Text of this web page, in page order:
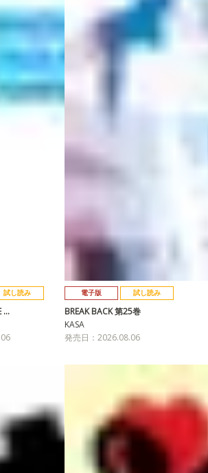
試し読み
…
電子版 試し読み
BREAK BACK 第25巻
KASA
発売日：2026.08.06